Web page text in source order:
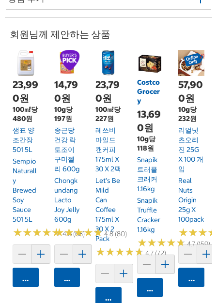
회원님께 제안하는 상품
23,99
0원
100㎖당
480원
샘표 양
조간장
501 5L
Sempio
Naturall
Y
Brewed
Soy
Sauce
501 5L
★★★★★
★★★★★4.6 (68)
카트에 담기
14,79
0원
10g당
197원
종근당
건강 락
토조이
구미젤
리 600g
Chongk
Undang
Lacto
Joy Jelly
600g
★★★★★
★★★★★4.8 (80)
카트에 담기
23,79
0원
100㎖당
227원
레쓰비
마일드
캔커피
175ml X
30 X 2팩
Let's Be
Mild
Can
Coffee
175ml X
30 X 2
Pack
★★★★★
★★★★★4.7 (72)
카트에 담기
Costco
Grocer
y
13,69
0원
10g당
118원
Snapik
트러플
크래커
1.16kg
Snapik
Truffle
Cracker
1.16kg
★★★★★
★★★★★4.7 (159)
카트에 담기
57,90
0원
10g당
232원
리얼넛
츠오리
진 25G
X 100 개
입
Real
Nuts
Origin
25g X
100pack
★★★
★★★
카트에